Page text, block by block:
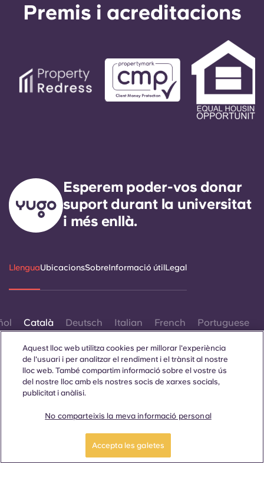
Premis i acreditacions
Esperem poder-vos donar
suport durant la universitat
i més enllà.
LlenguaUbicacionsSobreInformació útilLegal
Català Deutsch Italian French Portuguese
Sempre que es mostrin paraules que denoten un gènere
Aquest lloc web utilitza cookies per millorar l'experiència
de l'usuari i per analitzar el rendiment i el trànsit al nostre
lloc web. També compartim informació sobre el vostre ús
del nostre lloc amb els nostres socis de xarxes socials,
publicitat i anàlisi.
No comparteixis la meva informació personal
Accepta les galetes